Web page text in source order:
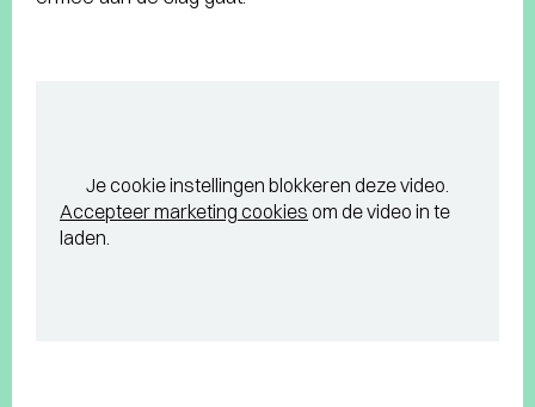
Je cookie instellingen blokkeren deze video.
Accepteer marketing cookies om de video in te
laden.